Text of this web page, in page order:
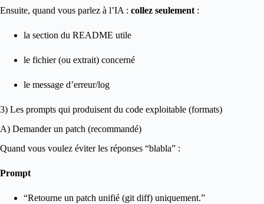
Ensuite, quand vous parlez à l’IA : collez seulement :
la section du README utile
le fichier (ou extrait) concerné
le message d’erreur/log
3) Les prompts qui produisent du code exploitable (formats)
A) Demander un patch (recommandé)
Quand vous voulez éviter les réponses “blabla” :
Prompt
“Retourne un patch unifié (git diff) uniquement.”